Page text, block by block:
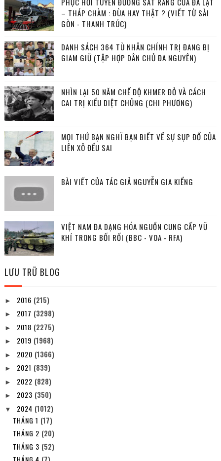
– THÁP CHÀM : ĐÙA HAY THẬT ? (VIẾT TỪ SÀI
GÒN - THANH TRÚC)
DANH SÁCH 364 TÙ NHÂN CHÍNH TRỊ ĐANG BỊ
GIAM GIỮ (TẬP HỢP DÂN CHỦ ĐA NGUYÊN)
NHÌN LẠI 50 NĂM CHẾ ĐỘ KHMER ĐỎ VÀ CÁCH
CAI TRỊ KIỂU DIỆT CHỦNG (CHI PHƯƠNG)
MỌI THỨ BẠN NGHĨ BẠN BIẾT VỀ SỰ SỤP ĐỔ CỦA
LIÊN XÔ ĐỀU SAI
BÀI VIẾT CỦA TÁC GIẢ NGUYỄN GIA KIỂNG
VIỆT NAM ĐA DẠNG HÓA NGUỒN CUNG CẤP VŨ
KHÍ TRONG BỐI RỐI (BBC - VOA - RFA)
LƯU TRỮ BLOG
► 2016 (215)
► 2017 (3298)
► 2018 (2275)
► 2019 (1968)
► 2020 (1366)
► 2021 (839)
► 2022 (828)
► 2023 (350)
▼ 2024 (1012)
THÁNG 1 (17)
THÁNG 2 (20)
THÁNG 3 (52)